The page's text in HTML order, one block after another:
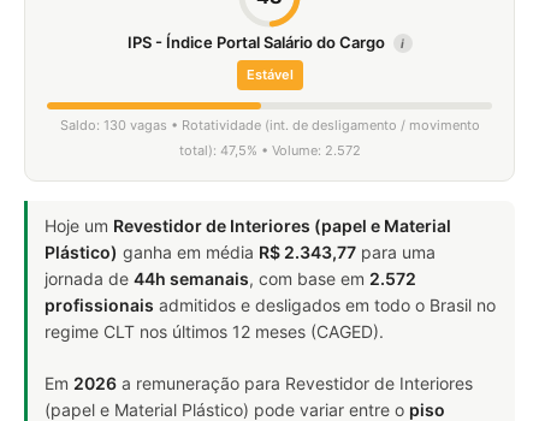
IPS - Índice Portal Salário do Cargo i
Estável
Saldo: 130 vagas • Rotatividade (int. de desligamento / movimento
total): 47,5% • Volume: 2.572
Hoje um Revestidor de Interiores (papel e Material
Plástico) ganha em média R$ 2.343,77 para uma
jornada de 44h semanais, com base em 2.572
profissionais admitidos e desligados em todo o Brasil no
regime CLT nos últimos 12 meses (CAGED).
Em 2026 a remuneração para Revestidor de Interiores
(papel e Material Plástico) pode variar entre o piso